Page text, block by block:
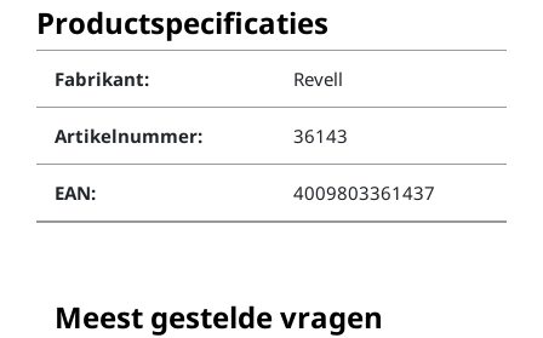
Productspecificaties
Fabrikant: Revell
Artikelnummer: 36143
EAN: 4009803361437
Meest gestelde vragen